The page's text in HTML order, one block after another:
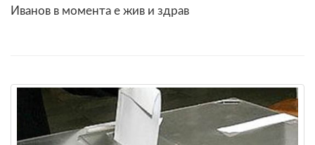
Иванов в момента е жив и здрав